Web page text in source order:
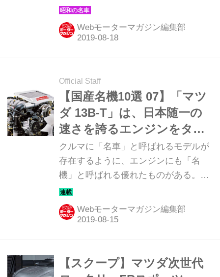
る。そんな昭和の名車たちを時系列で
紹介していこう。今回は昭和53年発売
のマツダ サバンナRX-7だ。
Webモーターマガジン編集部
Official Staff
【国産名機10選 07】「マツ
ダ 13B-T」は、日本随一の
速さを誇るエンジンをター
ボでさらに強化
クルマに「名車」と呼ばれるモデルが
存在するように、エンジンにも「名
機」と呼ばれる優れたものがある。こ
こでは、1960年代から90年代の国産ス
ポーティFR車に搭載された、そうした
ハイパフォーマンスなエンジン10基を
Webモーターマガジン編集部
【スクープ】マツダ次世代